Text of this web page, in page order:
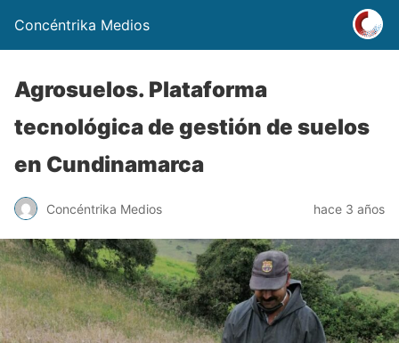
Concéntrika Medios
Agrosuelos. Plataforma
tecnológica de gestión de suelos
en Cundinamarca
Concéntrika Medios hace 3 años